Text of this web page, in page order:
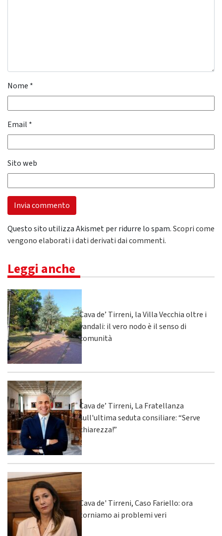
Nome *
Email *
Sito web
Questo sito utilizza Akismet per ridurre lo spam.Scopri come
vengono elaborati i dati derivati dai commenti.
Leggi anche
Cava de’ Tirreni, la Villa Vecchia oltre i
vandali: il vero nodo è il senso di
comunità
Cava de’ Tirreni, La Fratellanza
sull'ultima seduta consiliare: “Serve
chiarezza!”
Cava de' Tirreni, Caso Fariello: ora
torniamo ai problemi veri